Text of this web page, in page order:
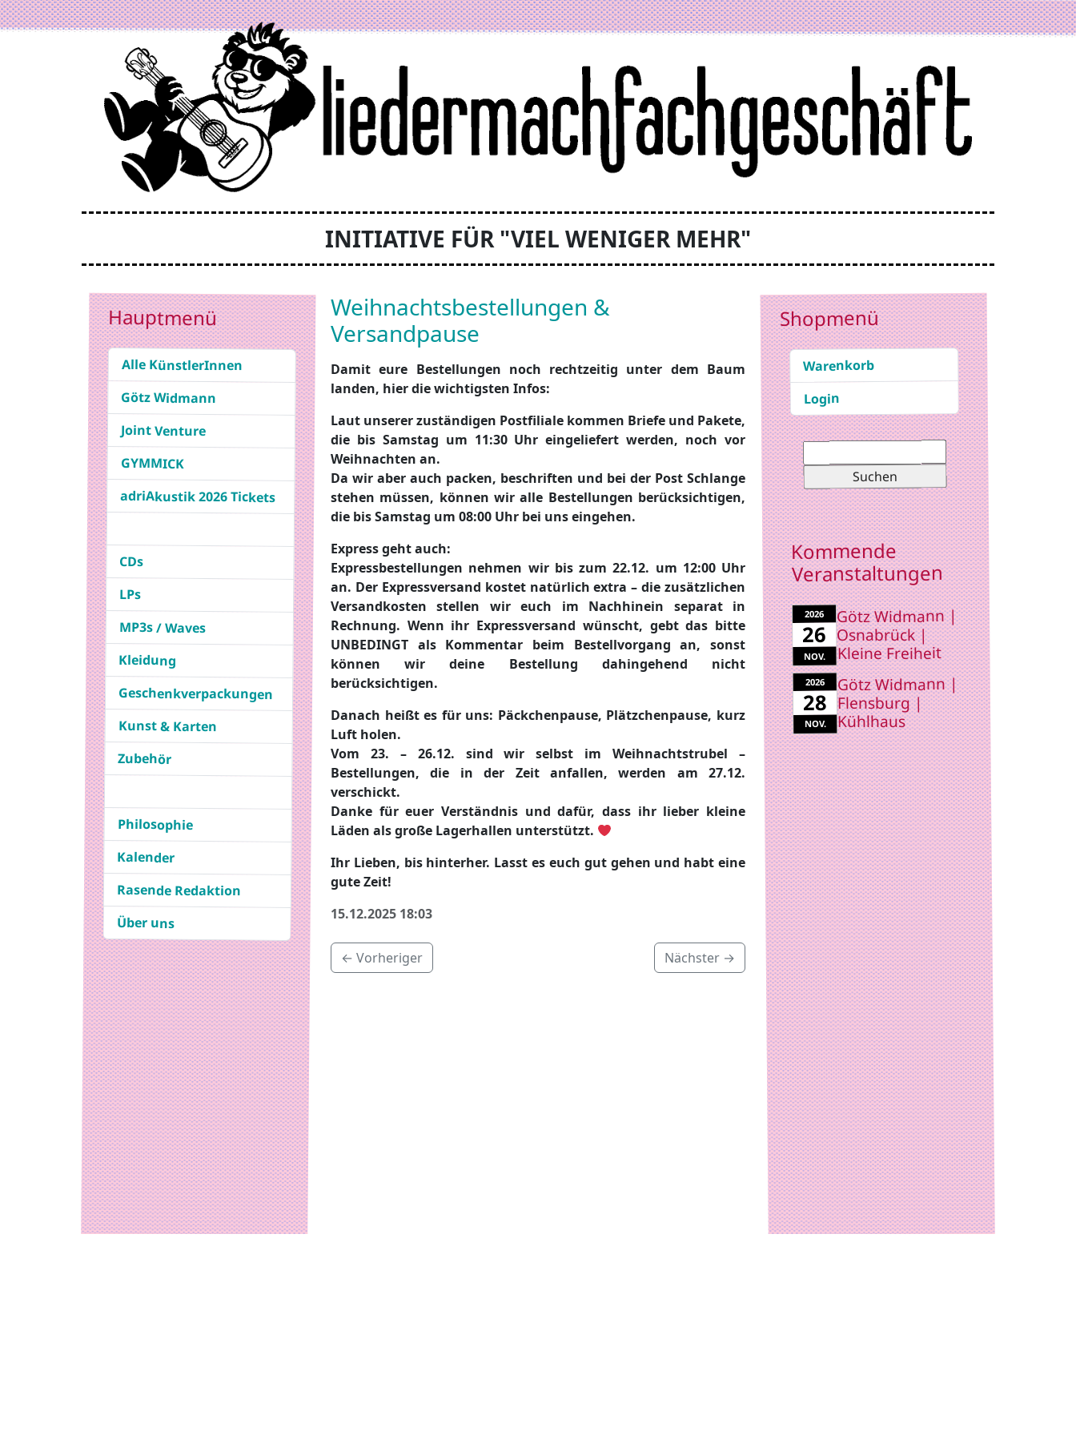
INITIATIVE FÜR "VIEL WENIGER MEHR"
Hauptmenü
Alle KünstlerInnen
Götz Widmann
Joint Venture
GYMMICK
adriAkustik 2026 Tickets
CDs
LPs
MP3s / Waves
Kleidung
Geschenkverpackungen
Kunst & Karten
Zubehör
Philosophie
Kalender
Rasende Redaktion
Über uns
Weihnachtsbestellungen &
Versandpause
Damit eure Bestellungen noch rechtzeitig unter dem Baum
landen, hier die wichtigsten Infos:
Laut unserer zuständigen Postfiliale kommen Briefe und Pakete,
die bis Samstag um 11:30 Uhr eingeliefert werden, noch vor
Weihnachten an.
Da wir aber auch packen, beschriften und bei der Post Schlange
stehen müssen, können wir alle Bestellungen berücksichtigen,
die bis Samstag um 08:00 Uhr bei uns eingehen.
Express geht auch:
Expressbestellungen nehmen wir bis zum 22.12. um 12:00 Uhr
an. Der Expressversand kostet natürlich extra – die zusätzlichen
Versandkosten stellen wir euch im Nachhinein separat in
Rechnung. Wenn ihr Expressversand wünscht, gebt das bitte
UNBEDINGT als Kommentar beim Bestellvorgang an, sonst
können wir deine Bestellung dahingehend nicht
berücksichtigen.
Danach heißt es für uns: Päckchenpause, Plätzchenpause, kurz
Luft holen.
Vom 23. – 26.12. sind wir selbst im Weihnachtstrubel –
Bestellungen, die in der Zeit anfallen, werden am 27.12.
verschickt.
Danke für euer Verständnis und dafür, dass ihr lieber kleine
Läden als große Lagerhallen unterstützt.
Ihr Lieben, bis hinterher. Lasst es euch gut gehen und habt eine
gute Zeit!
15.12.2025 18:03
← Vorheriger Nächster →
Shopmenü
Warenkorb
Login
Suchen
nach:
Kommende
Veranstaltungen
2026
26
NOV.
Götz Widmann |
Osnabrück |
Kleine Freiheit
2026
28
NOV.
Götz Widmann |
Flensburg |
Kühlhaus